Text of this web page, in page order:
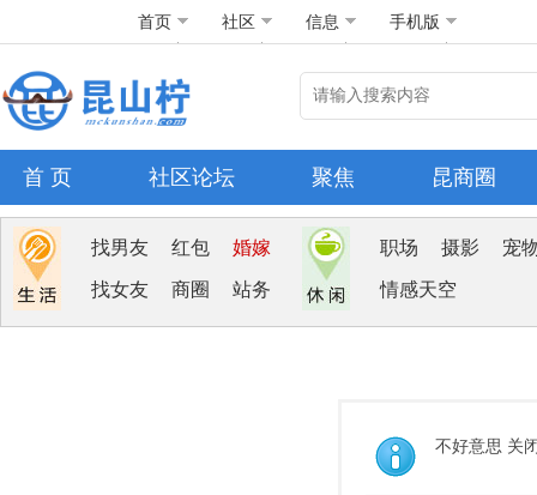
首页 社区 信息 手机版
首 页 社区论坛 聚焦 昆商圈
找男友 红包 婚嫁
找女友 商圈 站务
职场 摄影 宠
情感天空
不好意思 关